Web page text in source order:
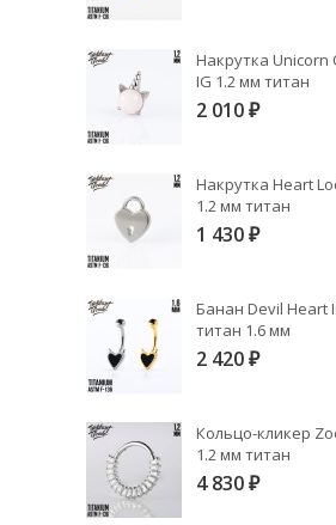
Накрутка Unicorn
IG 1.2 мм титан
2 010 ₽
Накрутка Heart
1.2 мм титан
1 430 ₽
Банан Devil Heart
титан 1.6 мм
2 420 ₽
Кольцо-кликер
1.2 мм титан
4 830 ₽